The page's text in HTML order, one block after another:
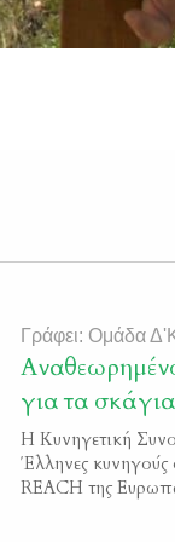
Γράφει: Ομάδα
για τα
Η Κυνηγετική
Έλληνες κυνηγούς
REACH της